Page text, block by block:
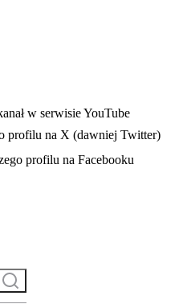
karcie
w serwisie YouTube
profilu na X (dawniej Twitter)
nowej karcieprofilu na Facebooku
Szukaj